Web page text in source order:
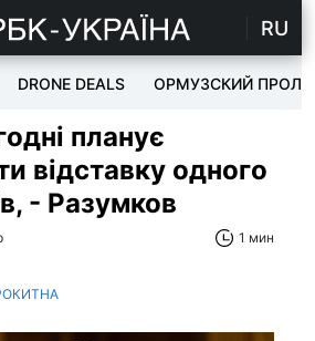
RU
DRONE DEALS ОРМУЗСКИЙ ПРОЛИВ
планує
відставку одного
- Разумков
1 мин